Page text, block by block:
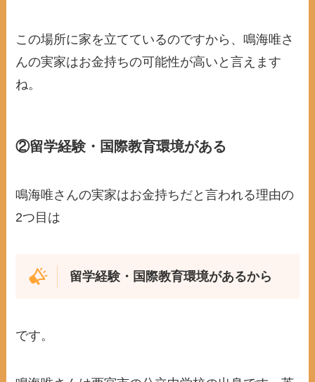
この場所に家を立てているのですから、鳴海唯さ
んの実家はお金持ちの可能性が高いと言えます
ね。
②留学経験・国際教育環境がある
鳴海唯さんの実家はお金持ちだと言われる理由の
2つ目は
留学経験・国際教育環境があるから
です。